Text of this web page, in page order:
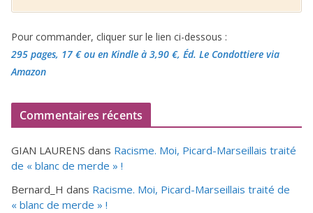
Pour commander, cliquer sur le lien ci-dessous :
295 pages, 17 €ou en Kindle à 3,90 €, Éd. Le Condottiere via
Amazon
Commentaires récents
GIAN LAURENS dans Racisme. Moi, Picard-Marseillais traité
de « blanc de merde » !
Bernard_H dans Racisme. Moi, Picard-Marseillais traité de
« blanc de merde » !